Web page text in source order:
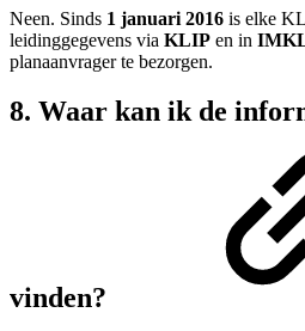
Neen. Sinds 1 januari 2016 is elke
leidinggegevens via KLIP en in
planaanvrager te bezorgen.
8. Waar kan ik de
vinden?